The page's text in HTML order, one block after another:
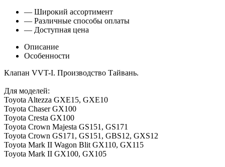
— Широкий ассортимент
— Различные способы оплаты
— Доступная цена
Описание
Особенности
Клапан VVT-I. Производство Тайвань.
Для моделей:
Toyota Altezza GXE15, GXE10
Toyota Chaser GX100
Toyota Cresta GX100
Toyota Crown Majesta GS151, GS171
Toyota Crown GS171, GS151, GBS12, GXS12
Toyota Mark II Wagon Blit GX110, GX115
Toyota Mark II GX100, GX105